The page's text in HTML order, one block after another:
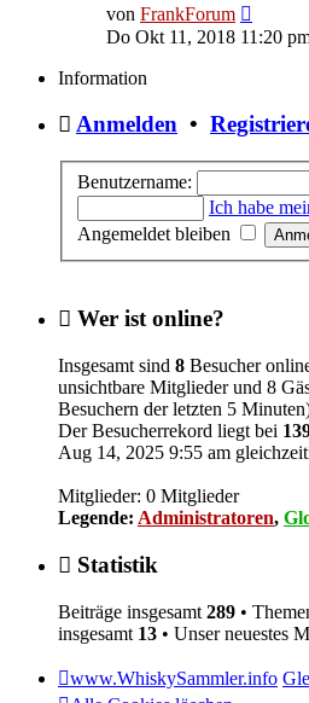
von FrankForum
Beitrag
Do Okt 11, 2018 11:20
Information
Anmelden •
Benutzername:
Ich habe
Angemeldet bleiben
Wer ist online?
Insgesamt sind 8 Besucher
unsichtbare Mitglieder und 8
Besuchern der letzten 5
Der Besucherrekord liegt bei
Aug 14, 2025 9:55 am
Mitglieder: 0 Mitglieder
Legende: Administratoren,
Statistik
Beiträge insgesamt 289 •
insgesamt 13 • Unser neuestes
www.WhiskySammler.info